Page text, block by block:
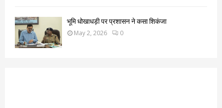
भूमि धोखाधड़ी पर प्रशासन ने कसा शिकंजा
May 2, 2026 0